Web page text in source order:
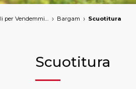
Ricambi Compatibili per Vendemmiatrici a Marchio Bargam Scuotitura
Scuotitura